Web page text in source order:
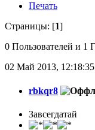
Печать
Страницы: [1]
0 Пользователей и 1
02 Май 2013, 12:18:35
rbkqr8
Завсегдатай